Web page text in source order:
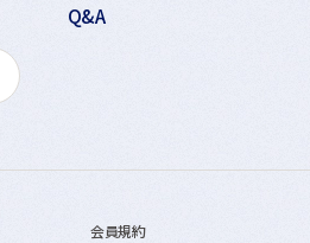
Q&A
会員規約